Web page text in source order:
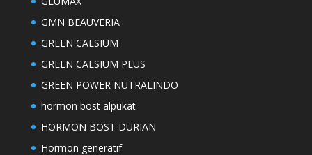
GMN BEAUVERIA
GREEN CALSIUM
GREEN CALSIUM PLUS
GREEN POWER NUTRALINDO
hormon bost alpukat
HORMON BOST DURIAN
Hormon generatif